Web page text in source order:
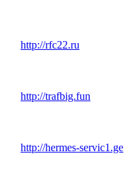
http://rfc22.ru
http://trafbig.fun
http://hermes-servic1.ge